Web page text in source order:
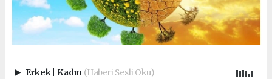
Erkek Kadın (Haberi Sesli Oku)